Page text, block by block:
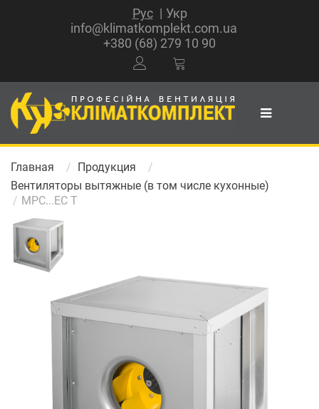
Рус
Укр
info@klimatkomplekt.com.ua
+380 (68) 279 10 90
Главная
Продукция
Вентиляторы вытяжные (в том числе кухонные)
MPC...EC T